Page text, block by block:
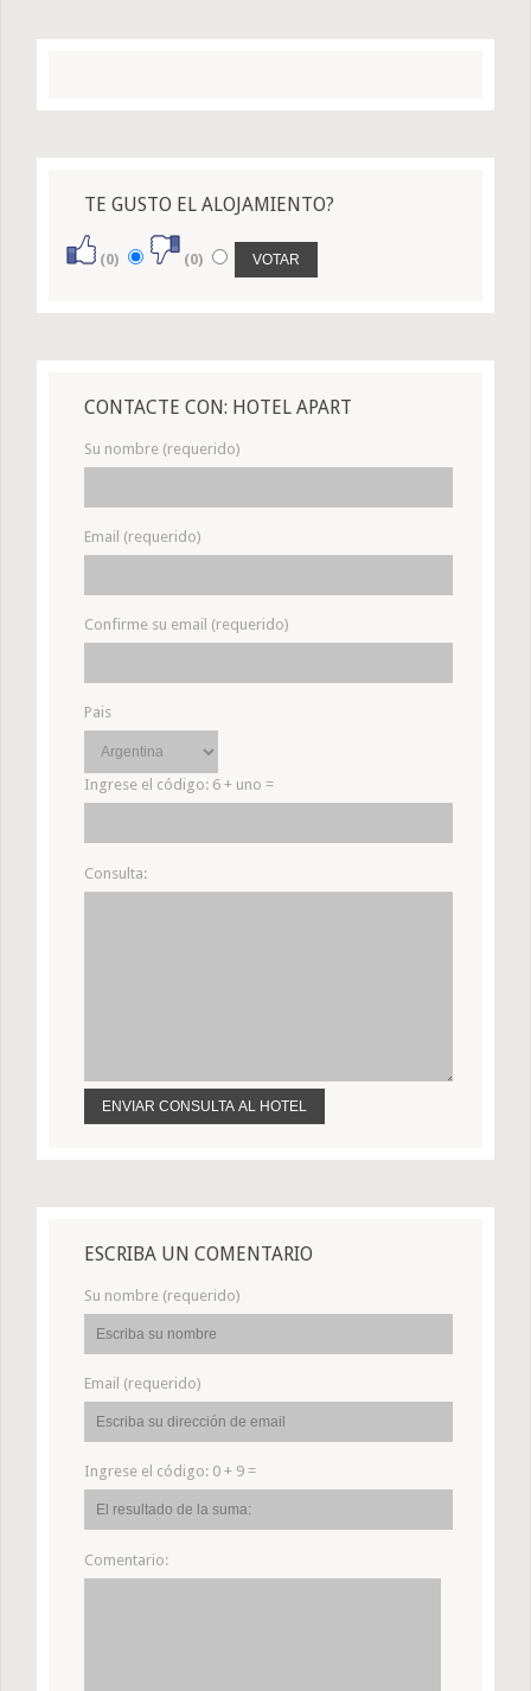
TE GUSTO EL ALOJAMIENTO?
(0) (0)
CONTACTE CON: HOTEL APART
Su nombre (requerido)
Email (requerido)
Confirme su email (requerido)
Pais
Ingrese el código: 6 + uno =
Consulta:
ESCRIBA UN COMENTARIO
Su nombre (requerido)
Email (requerido)
Ingrese el código: 0 + 9 =
Comentario: